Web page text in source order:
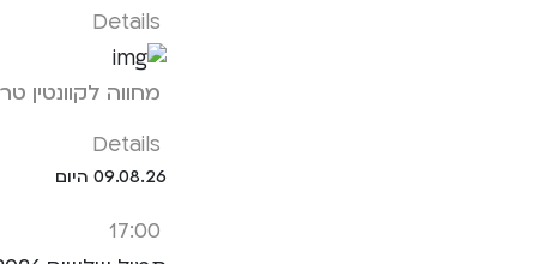
Details
מחווה לקוונטין
Details
09.08.26 היום
17:00